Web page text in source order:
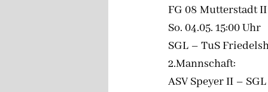
FG 08 Mutterstadt
So. 04.05. 15:00 Uhr
SGL – TuS
2.Mannschaft:
ASV Speyer II –